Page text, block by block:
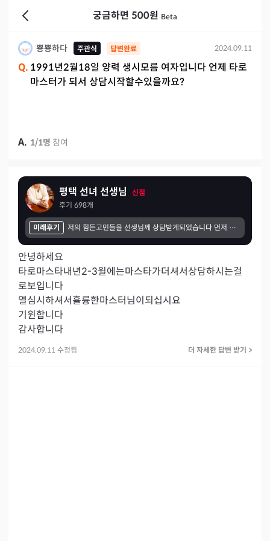
궁금하면 500원 Beta
뿅뿅하다 주관식 답변완료 2024.09.11
Q. 1991년2월18일 양력 생시모름 여자입니다 언제 타로
마스터가 되서 상담시작할수있을까요?
A. 1/1명 참여
평택 선녀 선생님
신점
후기 698개
미래후기 저의 힘든고민들을 선생님께 상담받게되었습니다 먼저 선생님께서 제마음을 다읽으신거처럼 편안하고 따뜻하게 말씀해주셔서 좋았고 신기하고 시간이 뜻깊건 느껴졌던것같습니다 혼자고민했던 제일들을 선생님께서 방향을 제시해주시니까 마음이 편안해지고 해결책을찾은것같아서 너무좋았습니다
안녕하세요
타로마스타내년2-3윌에는마스타가더셔서상담하시는걸
로보입니다
열심시하셔서휼륭한마스터님이되십시요
기윈합니다
감사합니다
2024.09.11 수정됨 더 자세한 답변 받기 >